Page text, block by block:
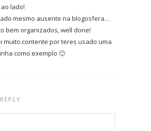
lado!
mesmo ausente na blogosfera…
bem organizados, well done!
muito contente por teres usado uma
como exemplo 🙂